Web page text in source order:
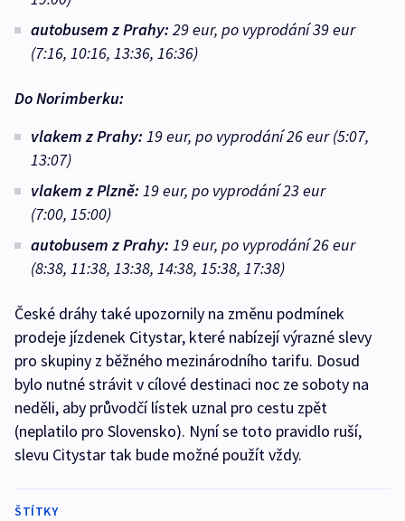
autobusem z Prahy: 29 eur, po vyprodání 39 eur
(7:16, 10:16, 13:36, 16:36)
Do Norimberku:
vlakem z Prahy: 19 eur, po vyprodání 26 eur (5:07,
13:07)
vlakem z Plzně: 19 eur, po vyprodání 23 eur
(7:00, 15:00)
autobusem z Prahy: 19 eur, po vyprodání 26 eur
(8:38, 11:38, 13:38, 14:38, 15:38, 17:38)
České dráhy také upozornily na změnu podmínek
prodeje jízdenek Citystar, které nabízejí výrazné slevy
pro skupiny z běžného mezinárodního tarifu. Dosud
bylo nutné strávit v cílové destinaci noc ze soboty na
neděli, aby průvodčí lístek uznal pro cestu zpět
(neplatilo pro Slovensko). Nyní se toto pravidlo ruší,
slevu Citystar tak bude možné použít vždy.
ŠTÍTKY